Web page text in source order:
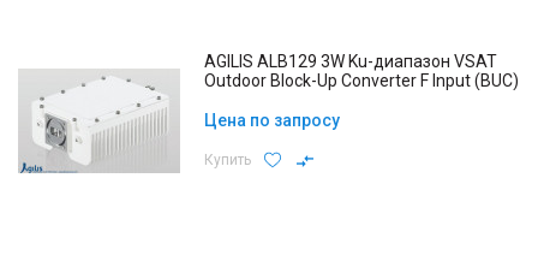
AGILIS ALB129 3W Ku-диапазон VSAT
Outdoor Block-Up Converter F Input (BUC)
Цена по запросу
Купить